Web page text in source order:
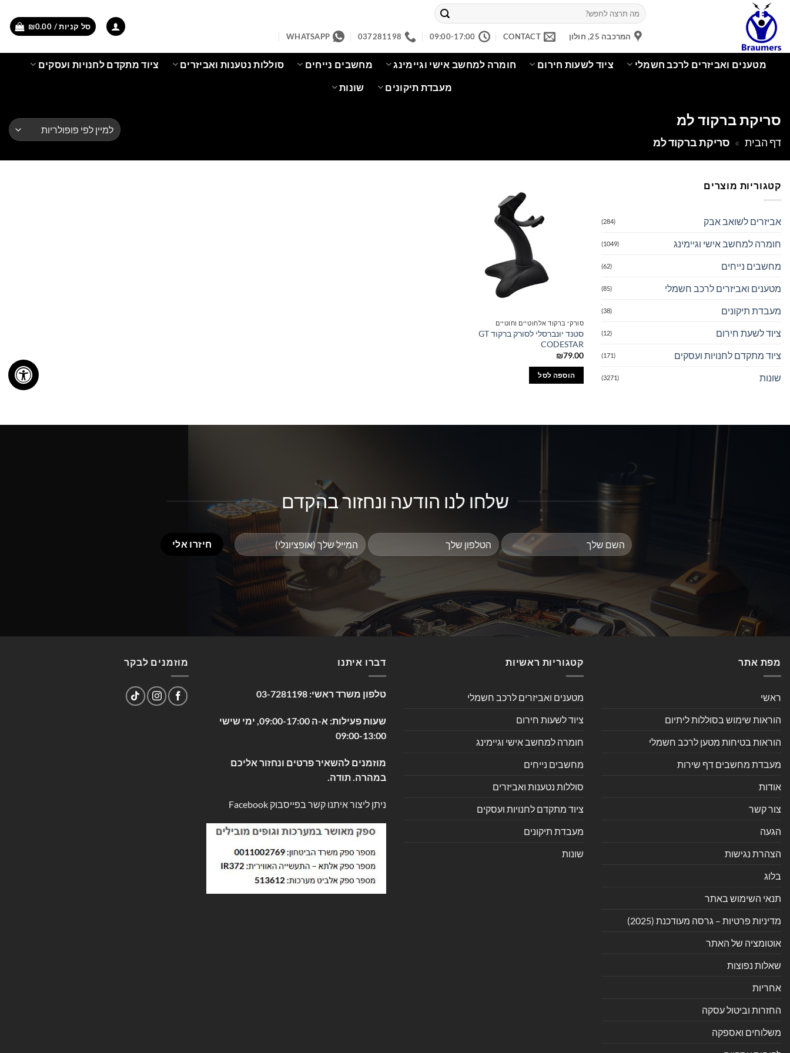
content
חיפוש
עבור:
המרכבה 25, חולון CONTACT
09:00-17:00
037281198
WHATSAPP
סל קניות / ₪0.00
מטענים ואביזרים לרכב חשמלי ציוד לשעות חירום חומרה למחשב אישי וגיימינג מחשבים נייחים סוללות נטענות ואביזרים ציוד מתקדם לחנויות ועסקים
מעבדת תיקונים שונות
סריקת ברקוד למ
דף הבית » סריקת ברקוד למ
קטגוריות מוצרים
אביזרים לשואב אבק (284)
חומרה למחשב אישי וגיימינג (1049)
מחשבים נייחים (62)
מטענים ואביזרים לרכב חשמלי (85)
מעבדת תיקונים (38)
ציוד לשעת חירום (12)
ציוד מתקדם לחנויות ועסקים (171)
שונות (3271)
סורקי ברקוד אלחוטיים וחוטיים
סטנד יונברסלי לסורק ברקוד GT
CODESTAR
₪79.00
הוספה לסל
שלחו לנו הודעה ונחזור בהקדם
מפת אתר
ראשי
הוראות שימוש בסוללות ליתיום
הוראות בטיחות מטען לרכב חשמלי
מעבדת מחשבים דף שירות
אודות
צור קשר
הגעה
הצהרת נגישות
בלוג
תנאי השימוש באתר
מדיניות פרטיות – גרסה מעודכנת (2025)
אוטומציה של האתר
שאלות נפוצות
אחריות
החזרות וביטול עסקה
משלוחים ואספקה
קטגוריות ראשיות
מטענים ואביזרים לרכב חשמלי
ציוד לשעות חירום
חומרה למחשב אישי וגיימינג
מחשבים נייחים
סוללות נטענות ואביזרים
ציוד מתקדם לחנויות ועסקים
מעבדת תיקונים
שונות
דברו איתנו
טלפון משרד ראשי: 03-7281198
שעות פעילות: א-ה 09:00-17:00, ימי שישי
09:00-13:00
מוזמנים להשאיר פרטים ונחזור אליכם
במהרה. תודה.
ניתן ליצור איתנו קשר בפייסבוק Facebook
מוזמנים לבקר